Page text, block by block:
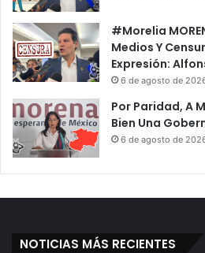
#Morelia
Medios Y
Expresión:
6 de agosto de
Por Paridad, A
Bien Una
6 de agosto de
NOTICIAS MÁS RECIENTES